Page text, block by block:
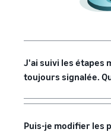
J'ai suivi les étapes
toujours signalée.
Puis-je modifier les